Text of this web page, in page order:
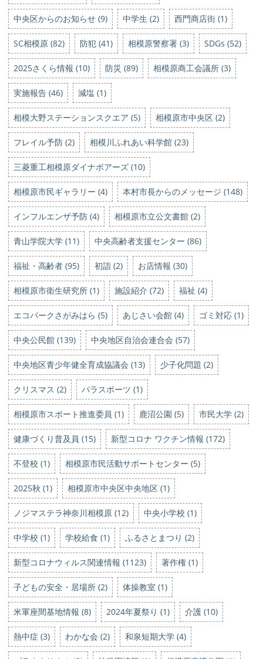
中央区からのお知らせ (9) 中学生 (2) 西門商店街 (1)
SC相模原 (82) 防犯 (41) 相模原警察署 (3) SDGs (52)
2025さくら情報 (10) 防災 (89) 相模原商工会議所 (3)
実施報告 (46) 減塩 (1)
相模大野ステーションスクエア (5) 相模原市中央区 (2)
フレイル予防 (2) 相模川ふれあい科学館 (23)
三菱重工相模原ダイナボアーズ (10)
相模原市民ギャラリー (4) 本村市長からのメッセージ (148)
インフルエンザ予防 (4) 相模原市立公文書館 (2)
青山学院大学 (11) 中央高齢者支援センター (86)
福祉・高齢者 (95) 初詣 (2) お店情報 (30)
相模原市衛生研究所 (1) 施設紹介 (72) 福祉 (4)
エコパークさがみはら (5) あじさい会館 (4) ゴミ対応 (1)
中央公民館 (139) 中央地区自治会連合会 (57)
中央地区青少年健全育成協議会 (13) 少子化問題 (2)
クリスマス (2) パラスポーツ (1)
相模原市スポート推進委員 (1) 鹿沼公園 (5) 市民大学 (2)
健康づくり普及員 (15) 新型コロナ ワクチン情報 (172)
不登校 (1) 相模原市民活動サポートセンター (5)
2025秋 (1) 相模原市中央区中央地区 (1)
ノジマステラ神奈川相模原 (12) 中央小学校 (1)
中学校 (1) 学校給食 (1) ふるさとまつり (2)
新型コロナウィルス関連情報 (1123) 著作権 (1)
子どもの安全・居場所 (2) 体操教室 (1)
米軍座間基地情報 (8) 2024年夏祭り (1) 介護 (10)
熱中症 (3) わかな会 (2) 和泉短期大学 (4)